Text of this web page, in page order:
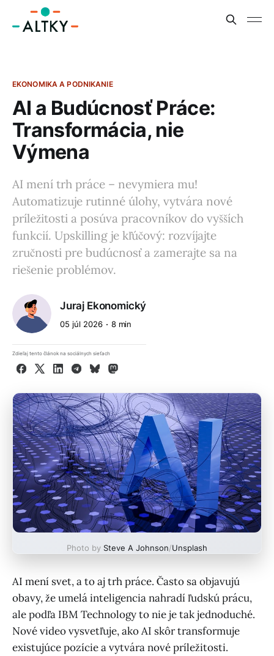
EKONOMIKA A PODNIKANIE
AI a Budúcnosť Práce:
Transformácia, nie
Výmena
AI mení trh práce – nevymiera mu!
Automatizuje rutinné úlohy, vytvára nové
príležitosti a posúva pracovníkov do vyšších
funkcií. Upskilling je kľúčový: rozvíjajte
zručnosti pre budúcnosť a zamerajte sa na
riešenie problémov.
Juraj Ekonomický
05 júl 2026 8 min
Zdieľaj tento článok na sociálnych sieťach
Facebook
X LinkedInTelegram
BlueskyMastodon
Photo by Steve A Johnson/Unsplash
AI mení svet, a to aj trh práce. Často sa objavujú
obavy, že umelá inteligencia nahradí ľudskú prácu,
ale podľa IBM Technology to nie je tak jednoduché.
Nové video vysvetľuje, ako AI skôr transformuje
existujúce pozície a vytvára nové príležitosti.